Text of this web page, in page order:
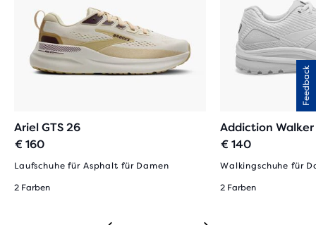
Ariel GTS 26
€ 160
Laufschuhe für Asphalt für Damen
2 Farben
Addiction Walker
€ 140
Walkingschuhe für
2 Farben
Feedback